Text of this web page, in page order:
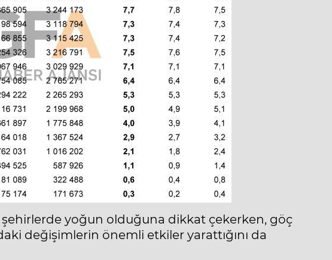
şehirlerde yoğun olduğuna dikkat çekerken, göç
değişimlerin önemli etkiler yarattığını da